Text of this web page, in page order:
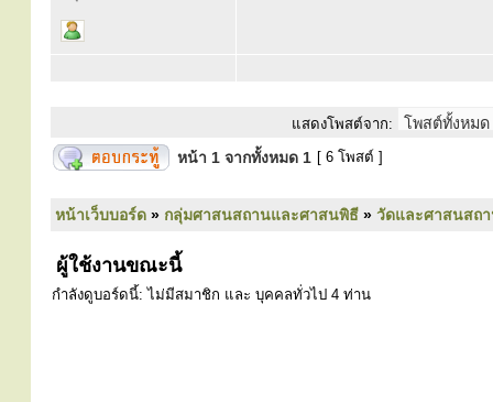
แสดงโพสต์จาก:
หน้า 1 จากทั้งหมด 1 [ 6 โพสต์ ]
หน้าเว็บบอร์ด » กลุ่มศาสนสถานและศาสนพิธี » วัดและศาสนสถ
ผู้ใช้งานขณะนี้
กำลังดูบอร์ดนี้: ไม่มีสมาชิก และ บุคคลทั่วไป 4 ท่าน